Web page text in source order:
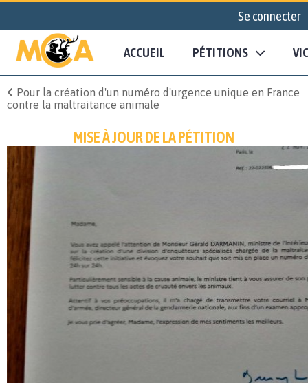
Se connecter
ACCUEIL PÉTITIONS
Pour la création d'un numéro d'urgence unique en France
contre la maltraitance animale
MISE À JOUR DE LA PÉTITION